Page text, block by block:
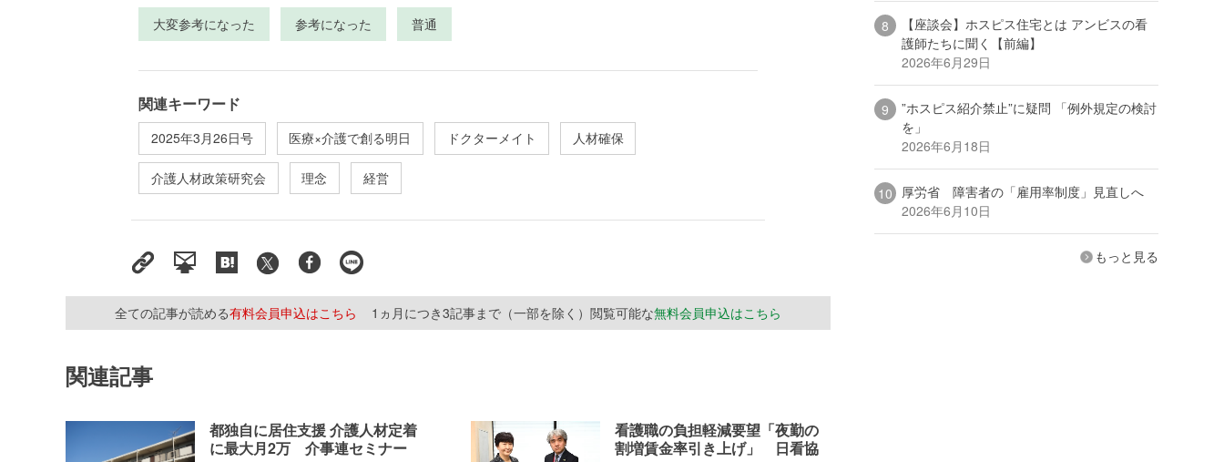
大変参考になった 参考になった 普通
関連キーワード
2025年3月26日号 医療×介護で創る明日 ドクターメイト 人材確保
介護人材政策研究会 理念 経営
全ての記事が読める有料会員申込はこちら 1ヵ月につき3記事まで（一部を除く）閲覧可能な無料会員申込はこちら
関連記事
都独自に居住支援 介護人材定着
に最大月2万 介事連セミナー
看護職の負担軽減要望「夜勤の
割増賃金率引き上げ」 日看協
【座談会】ホスピス住宅とは アンビスの看
護師たちに聞く【前編】
2026年6月29日
”ホスピス紹介禁止”に疑問 「例外規定の検討
を」
2026年6月18日
厚労省 障害者の「雇用率制度」見直しへ
2026年6月10日
もっと見る